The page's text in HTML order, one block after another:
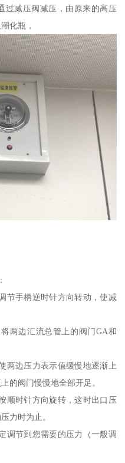
过减压阀减压，由原来的高压
化瓶，
节手柄逆时针方向转动，使减
两边汇流总管上的阀门GA和
两边压力表示值缓慢地逐渐上
的阀门慢慢地全部开足。
顺时针方向旋转，这时出口压
力时为止。
调节到您需要的压力（一般调